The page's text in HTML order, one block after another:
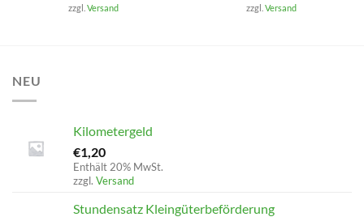
zzgl. Versand
zzgl. Versand
NEU
Kilometergeld
€1,20
Enthält 20% MwSt.
zzgl. Versand
Stundensatz Kleingüterbeförderung